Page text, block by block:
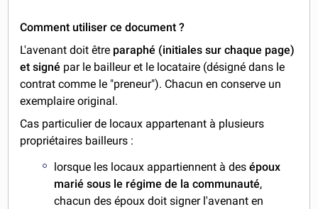
Comment utiliser ce document ?
L'avenant doit être paraphé (initiales sur chaque page)
et signé par le bailleur et le locataire (désigné dans le
contrat comme le "preneur"). Chacun en conserve un
exemplaire original.
Cas particulier de locaux appartenant à plusieurs
propriétaires bailleurs :
lorsque les locaux appartiennent à desépoux
marié sous le régime de la communauté,
chacun des époux doit signer l'avenant en